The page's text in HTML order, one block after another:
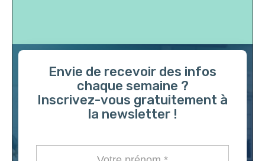
Envie de recevoir des infos
chaque semaine ?
Inscrivez-vous gratuitement à
la newsletter !